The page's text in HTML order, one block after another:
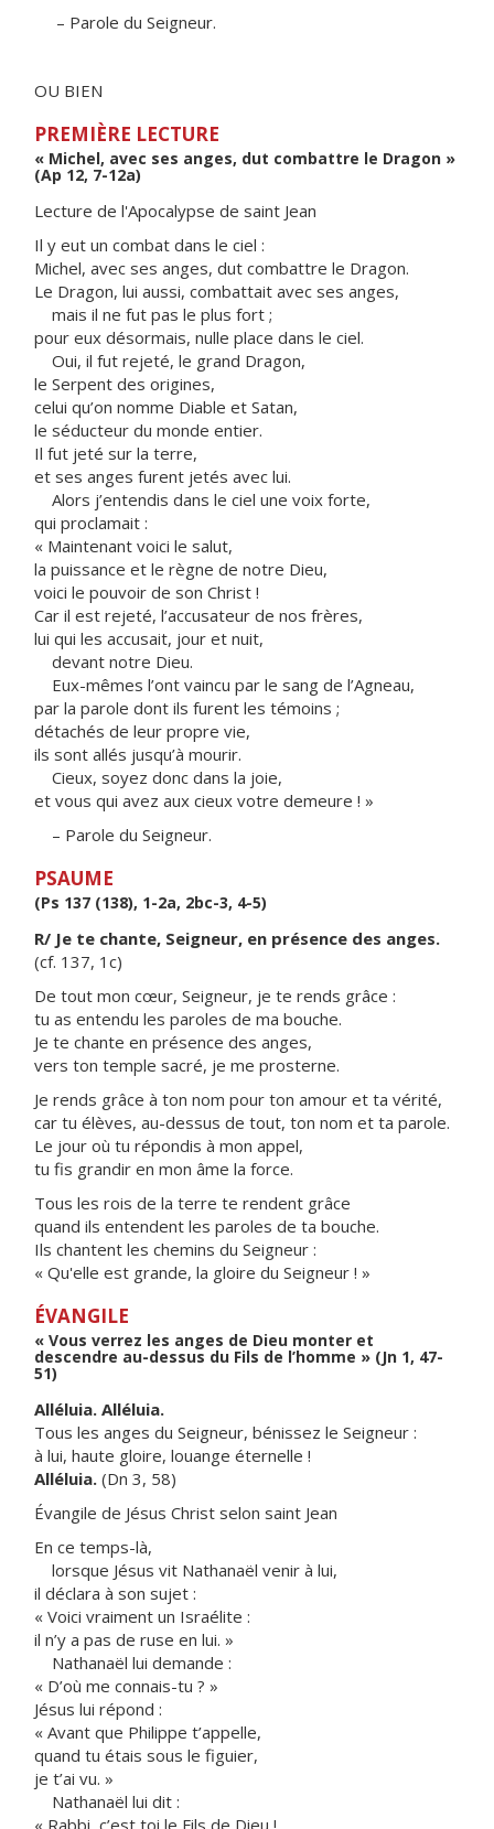
– Parole du Seigneur.
OU BIEN
PREMIÈRE LECTURE
« Michel, avec ses anges, dut combattre le Dragon »
(Ap 12, 7-12a)
Lecture de l'Apocalypse de saint Jean
Il y eut un combat dans le ciel :
Michel, avec ses anges, dut combattre le Dragon.
Le Dragon, lui aussi, combattait avec ses anges,
mais il ne fut pas le plus fort ;
pour eux désormais, nulle place dans le ciel.
Oui, il fut rejeté, le grand Dragon,
le Serpent des origines,
celui qu’on nomme Diable et Satan,
le séducteur du monde entier.
Il fut jeté sur la terre,
et ses anges furent jetés avec lui.
Alors j’entendis dans le ciel une voix forte,
qui proclamait :
« Maintenant voici le salut,
la puissance et le règne de notre Dieu,
voici le pouvoir de son Christ !
Car il est rejeté, l’accusateur de nos frères,
lui qui les accusait, jour et nuit,
devant notre Dieu.
Eux-mêmes l’ont vaincu par le sang de l’Agneau,
par la parole dont ils furent les témoins ;
détachés de leur propre vie,
ils sont allés jusqu’à mourir.
Cieux, soyez donc dans la joie,
et vous qui avez aux cieux votre demeure ! »
– Parole du Seigneur.
PSAUME
(Ps 137 (138), 1-2a, 2bc-3, 4-5)
R/ Je te chante, Seigneur, en présence des anges.
(cf. 137, 1c)
De tout mon cœur, Seigneur, je te rends grâce :
tu as entendu les paroles de ma bouche.
Je te chante en présence des anges,
vers ton temple sacré, je me prosterne.
Je rends grâce à ton nom pour ton amour et ta vérité,
car tu élèves, au-dessus de tout, ton nom et ta parole.
Le jour où tu répondis à mon appel,
tu fis grandir en mon âme la force.
Tous les rois de la terre te rendent grâce
quand ils entendent les paroles de ta bouche.
Ils chantent les chemins du Seigneur :
« Qu'elle est grande, la gloire du Seigneur ! »
ÉVANGILE
« Vous verrez les anges de Dieu monter et
descendre au-dessus du Fils de l’homme » (Jn 1, 47-
51)
Alléluia. Alléluia.
Tous les anges du Seigneur, bénissez le Seigneur :
à lui, haute gloire, louange éternelle !
Alléluia. (Dn 3, 58)
Évangile de Jésus Christ selon saint Jean
En ce temps-là,
lorsque Jésus vit Nathanaël venir à lui,
il déclara à son sujet :
« Voici vraiment un Israélite :
il n’y a pas de ruse en lui. »
Nathanaël lui demande :
« D’où me connais-tu ? »
Jésus lui répond :
« Avant que Philippe t’appelle,
quand tu étais sous le figuier,
je t’ai vu. »
Nathanaël lui dit :
« Rabbi, c’est toi le Fils de Dieu !